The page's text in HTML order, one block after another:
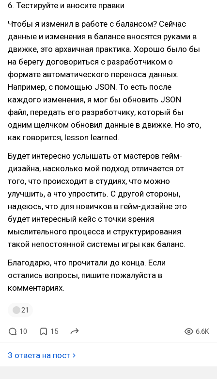
6. Тестируйте и вносите правки
Чтобы я изменил в работе с балансом? Сейчас
данные и изменения в балансе вносятся руками в
движке, это архаичная практика. Хорошо было бы
на берегу договориться с разработчиком о
формате автоматического переноса данных.
Например, с помощью JSON. То есть после
каждого изменения, я мог бы обновить JSON
файл, передать его разработчику, который бы
одним щелчком обновил данные в движке. Но это,
как говорится, lesson learned.
Будет интересно услышать от мастеров гейм-
дизайна, насколько мой подход отличается от
того, что происходит в студиях, что можно
улучшить, а что упростить. С другой стороны,
надеюсь, что для новичков в гейм-дизайне это
будет интересный кейс с точки зрения
мыслительного процесса и структурирования
такой непостоянной системы игры как баланс.
Благодарю, что прочитали до конца. Если
остались вопросы, пишите пожалуйста в
комментариях.
21
10 15 6.6K
3 ответа на пост